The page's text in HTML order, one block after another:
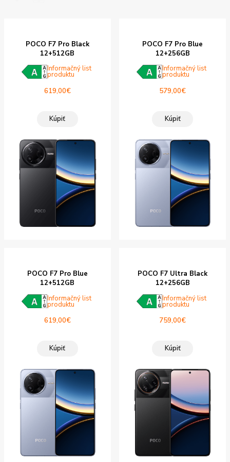
POCO F7 Pro Black
12+512GB
Informačný list
produktu
619,00€
Kúpiť
POCO F7 Pro Blue
12+256GB
Informačný list
produktu
579,00€
Kúpiť
POCO F7 Pro Blue
12+512GB
Informačný list
produktu
619,00€
Kúpiť
POCO F7 Ultra Black
12+256GB
Informačný list
produktu
759,00€
Kúpiť